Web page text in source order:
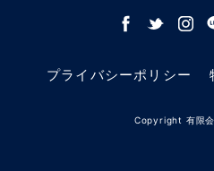
プライバシーポリシー
Copyright 有限会